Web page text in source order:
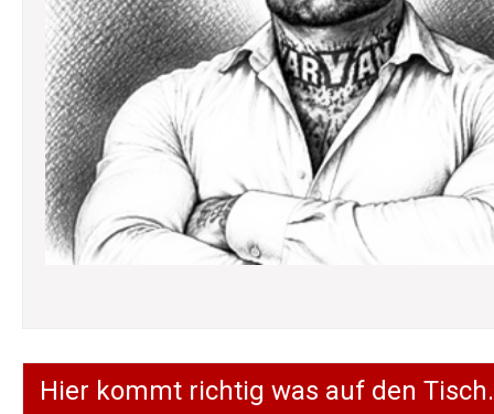
Hier kommt richtig was auf den Tisch.